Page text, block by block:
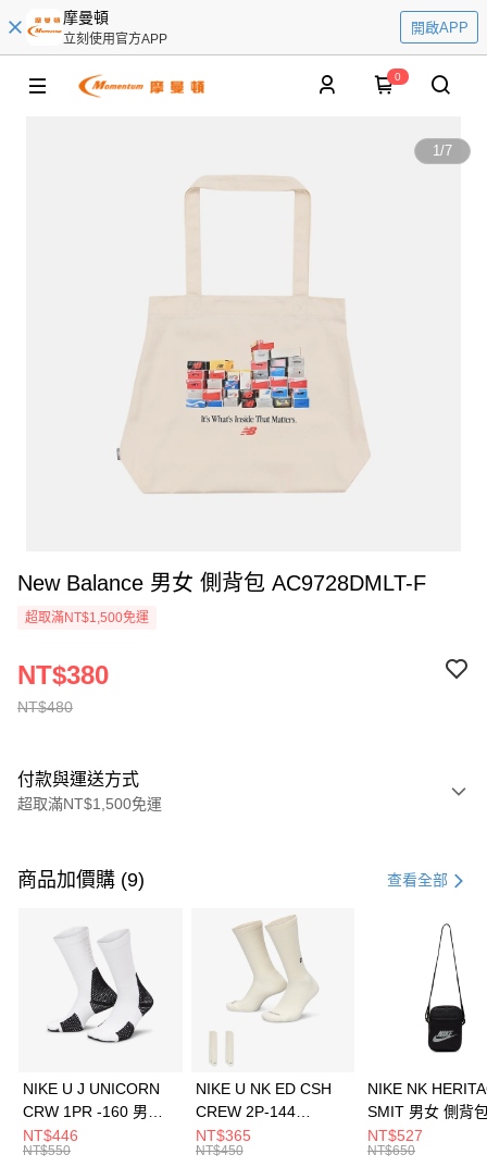
摩曼頓
立刻使用官方APP
開啟APP
0
1/7
New Balance 男女 側背包 AC9728DMLT-F
超取滿NT$1,500免運
NT$480
NT$380
付款與運送方式
超取滿NT$1,500免運
信用卡一次付款
3 期 0 利率 每期 21家銀行
合作金庫商業銀行
第一商業銀行
華南商業銀行
彰化商業銀行
上海商業儲蓄銀行
元大商業銀行
Apple Pay
全盈+PAY
AFTEE先享後付
商品加價購 (9) 查看全部
NIKE U J UNICORN
CRW 1PR -160 男女
中統襪 FZ3393100
NT$446
NT$550
NIKE U NK ED CSH
CREW 2P-144
EMBRDY 男女 短統襪
FZ3073133
NT$365
NT$450
NIKE NK
SMIT 男女 側背
BA5871010
NT$527
NT$650